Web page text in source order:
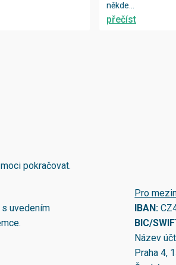
někde...
přečíst
pokračovat.
uvedením
Pro
IBAN:
BIC/
Název
Praha 4,